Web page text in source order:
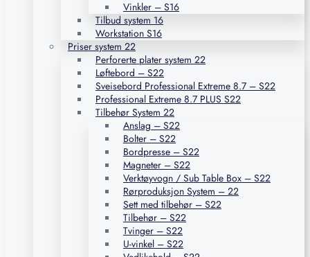
Vinkler – S16
Tilbud system 16
Workstation S16
Priser system 22
Perforerte plater system 22
Løftebord – S22
Sveisebord Professional Extreme 8.7 – S22
Professional Extreme 8.7 PLUS S22
Tilbehør System 22
Anslag – S22
Bolter – S22
Bordpresse – S22
Magneter – S22
Verktøyvogn / Sub Table Box – S22
Rørproduksjon System – 22
Sett med tilbehør – S22
Tilbehør – S22
Tvinger – S22
U-vinkel – S22